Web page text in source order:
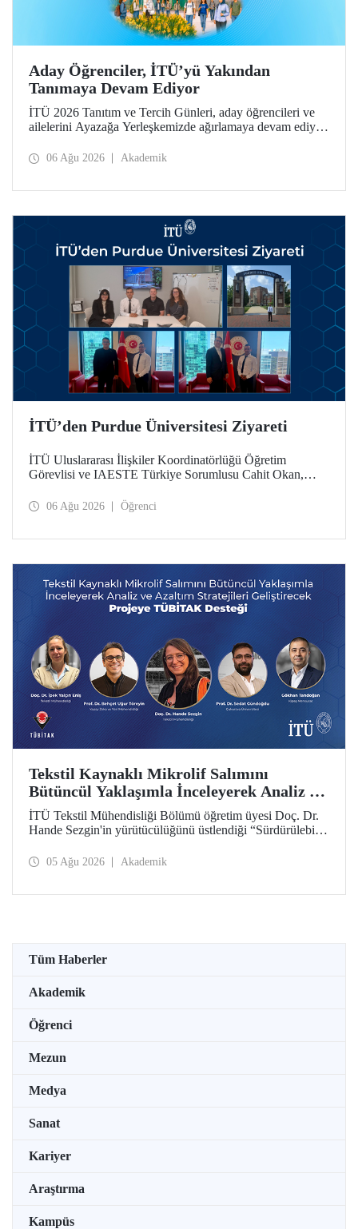
Aday Öğrenciler, İTÜ’yü Yakından
Tanımaya Devam Ediyor
İTÜ 2026 Tanıtım ve Tercih Günleri, aday öğrencileri ve
ailelerini Ayazağa Yerleşkemizde ağırlamaya devam ediyor.
ilgili fakülte ve birimler adaylara bilgi vermeye devam
06 Ağu 2026 Akademik
İTÜ’den Purdue Üniversitesi Ziyareti
İTÜ Uluslararası İlişkiler Koordinatörlüğü Öğretim
Görevlisi ve IAESTE Türkiye Sorumlusu Cahit Okan,
Temmuz tarihlerinde ABD’de dünyanın önde gelen
06 Ağu 2026 Öğrenci
Tekstil Kaynaklı Mikrolif Salımını
Bütüncül Yaklaşımla İnceleyerek Analiz ve
Azaltım Stratejileri Geliştirecek Projeye
TÜBİTAK Desteği
İTÜ Tekstil Mühendisliği Bölümü öğretim üyesi Doç. Dr.
Hande Sezgin'in yürütücülüğünü üstlendiği “Sürdürülebilir
Koşullarına Bağlı Mikrolif Salımı: Aşınma, UV Maruziyeti
05 Ağu 2026 Akademik
Tüm Haberler
Akademik
Öğrenci
Mezun
Medya
Sanat
Kariyer
Araştırma
Kampüs